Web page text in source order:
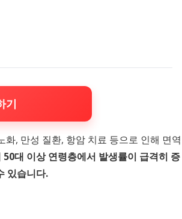
기
, 만성 질환, 항암 치료 등으로 인해 면역
50대 이상 연령층에서 발생률이 급격히 증
있습니다.